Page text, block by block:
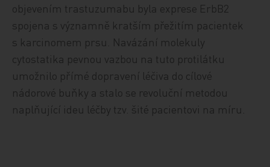
objevením trastuzumabu byla exprese ErbB2
spojena s významně kratším přežitím pacientek
s karcinomem prsu. Navázání molekuly
cytostatika pevnou vazbou na tuto protilátku
umožnilo přímé dopravení léčiva do cílové
nádorové buňky a stalo se revoluční metodou
naplňující ideu léčby tzv. šité pacientovi na míru.